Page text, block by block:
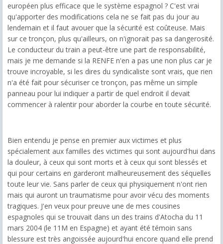
européen plus efficace que le système espagnol ? C'est vrai
qu'apporter des modifications cela ne se fait pas du jour au
lendemain et il faut avouer que la sécurité est coûteuse. Mais
sur ce tronçon, plus qu'ailleurs, on n'ignorait pas sa dangerosité.
Le conducteur du train a peut-être une part de responsabilité,
mais je me demande si la RENFE n'en a pas une non plus car je
trouve incroyable, si les dires du syndicaliste sont vrais, que rien
n'a été fait pour sécuriser ce tronçon, pas même un simple
panneau pour lui indiquer a partir de quel endroit il devait
commencer à ralentir pour aborder la courbe en toute sécurité.
Bien entendu je pense en premier aux victimes et plus
spécialement aux familles des victimes qui sont aujourd'hui dans
la douleur, à ceux qui sont morts et à ceux qui sont blessés et
qui pour certains en garderont malheureusement des séquelles
toute leur vie. Sans parler de ceux qui physiquement n'ont rien
mais qui auront un traumatisme pour avoir vécu des moments
tragiques. J'en veux pour preuve une de mes cousines
espagnoles qui se trouvait dans un des trains d'Atocha du 11
mars 2004 (le 11M en Espagne) et ayant été témoin sans
blessure est très angoissée aujourd'hui encore quand elle prend